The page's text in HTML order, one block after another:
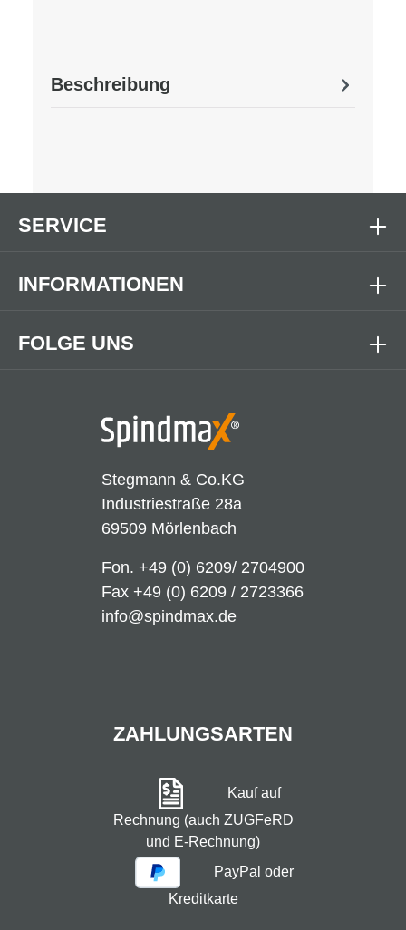
Beschreibung
Stegmann & Co.KG
Industriestraße 28a
69509 Mörlenbach
Fon. +49 (0) 6209/ 2704900
Fax +49 (0) 6209 / 2723366
info@spindmax.de
FOLGE UNS
SERVICE
INFORMATIONEN
ZAHLUNGSARTEN
Kauf auf
Rechnung (auch ZUGFeRD
und E-Rechnung)
PayPal oder
Kreditkarte